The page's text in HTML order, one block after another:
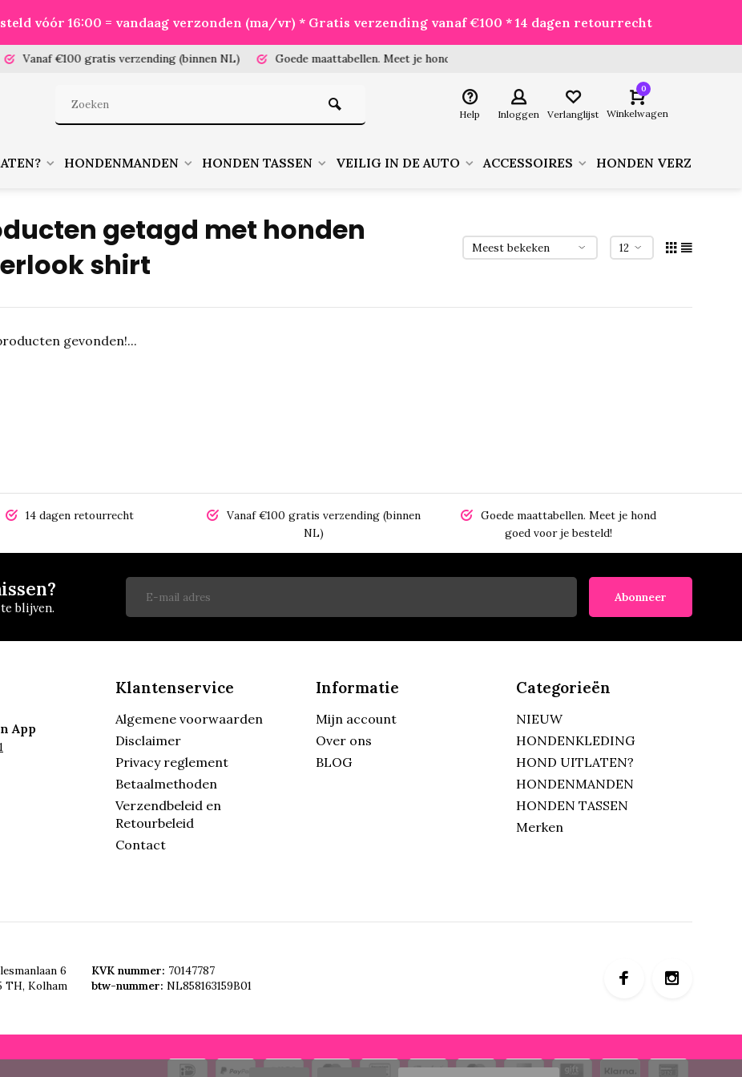
vóór 16:00 = vandaag verzonden (ma/vr) * Gratis verzending vanaf €100 * 14 dagen retourrecht
€100 gratis verzending (binnen NL) Goede maattabellen.Meet je hond goed voor je besteld!
Help Inloggen Verlanglijst
0
Winkelwagen
HONDENMANDEN HONDEN TASSEN VEILIG IN DE AUTO ACCESSOIRES HONDEN
getagd met honden
shirt
gevonden!...
14 dagen retourrecht
Vanaf €100 gratis verzending (binnen
NL)
Goede maattabellen. Meet je hond
goed voor je besteld!
blijven.
Abonneer
App
Klantenservice
Algemene voorwaarden
Disclaimer
Privacy reglement
Betaalmethoden
Verzendbeleid en
Retourbeleid
Contact
Informatie
Mijn account
Over ons
BLOG
Categorieën
NIEUW
HONDENKLEDING
HOND UITLATEN?
HONDENMANDEN
HONDEN TASSEN
Merken
6
TH, Kolham
KVK nummer: 70147787
btw-nummer: NL858163159B01